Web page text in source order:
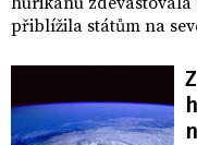
přiblížila státům na